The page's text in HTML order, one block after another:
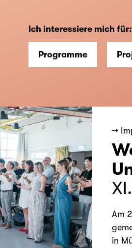
Ich interessiere mich für:
Programme
→
Am
in